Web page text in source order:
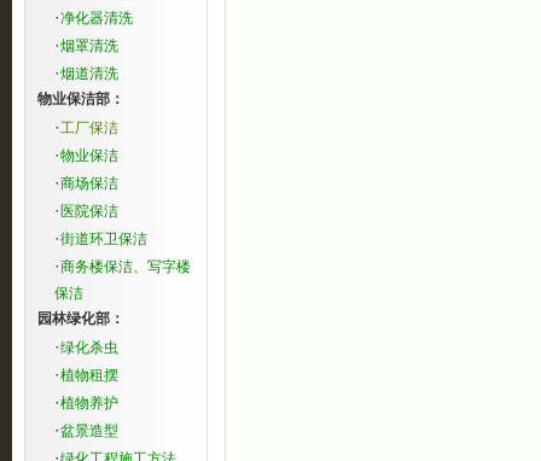
·净化器清洗
·烟罩清洗
·烟道清洗
物业保洁部：
·工厂保洁
·物业保洁
·商场保洁
· 医院保洁
·街道环卫保洁
·商务楼保洁、写字楼
保洁
园林绿化部：
·绿化杀虫
·植物租摆
·植物养护
·盆景造型